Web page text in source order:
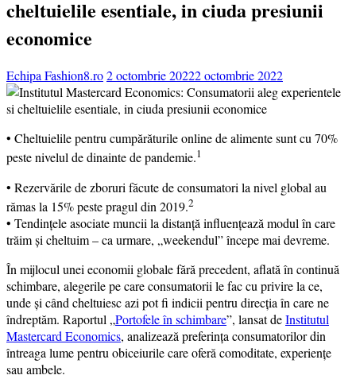
cheltuielile esentiale, in ciuda presiunii
economice
Echipa Fashion8.ro2 octombrie 20222 octombrie 2022
• Cheltuielile pentru cumpărăturile online de alimente sunt cu 70%
peste nivelul de dinainte de pandemie.1
• Rezervările de zboruri făcute de consumatori la nivel global au
rămas la 15% peste pragul din 2019.2
• Tendințele asociate muncii la distanță influențează modul în care
trăim și cheltuim – ca urmare, „weekendul” începe mai devreme.
În mijlocul unei economii globale fără precedent, aflată în continuă
schimbare, alegerile pe care consumatorii le fac cu privire la ce,
unde și când cheltuiesc azi pot fi indicii pentru direcția în care ne
îndreptăm. Raportul „Portofele în schimbare”, lansat deInstitutul
Mastercard Economics, analizează preferința consumatorilor din
întreaga lume pentru obiceiurile care oferă comoditate, experiențe
sau ambele.